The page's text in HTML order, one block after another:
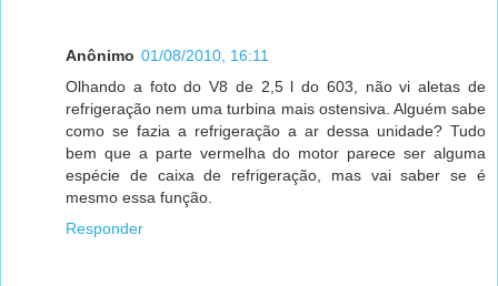
Anônimo 01/08/2010, 16:11
Olhando a foto do V8 de 2,5 l do 603, não vi aletas de
refrigeração nem uma turbina mais ostensiva. Alguém sabe
como se fazia a refrigeração a ar dessa unidade? Tudo
bem que a parte vermelha do motor parece ser alguma
espécie de caixa de refrigeração, mas vai saber se é
mesmo essa função.
Responder